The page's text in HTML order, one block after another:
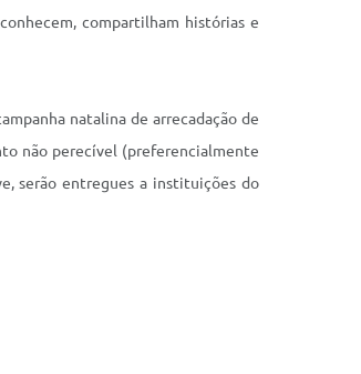
compartilham histórias e
natalina de arrecadação de
não perecível (preferencialmente
serão entregues a instituições do